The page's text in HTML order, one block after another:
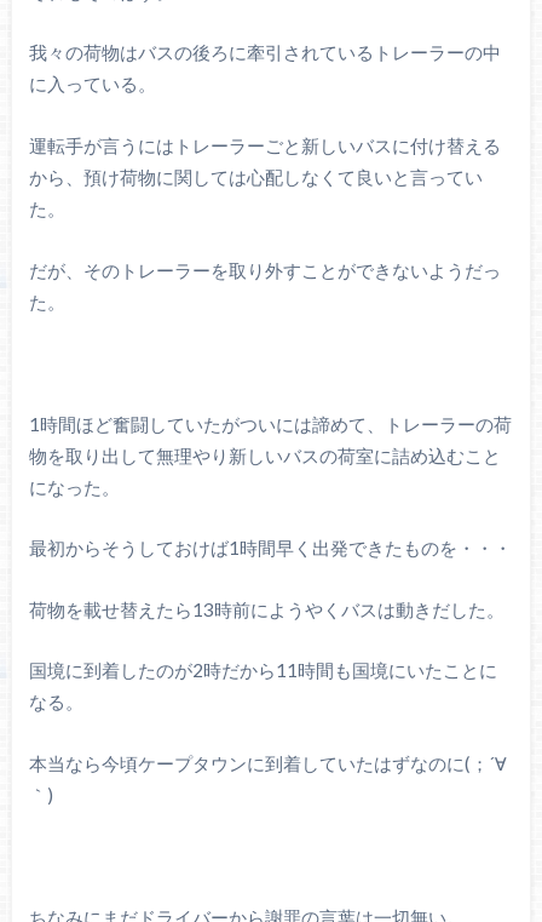
我々の荷物はバスの後ろに牽引されているトレーラーの中
に入っている。
運転手が言うにはトレーラーごと新しいバスに付け替える
から、預け荷物に関しては心配しなくて良いと言ってい
た。
だが、そのトレーラーを取り外すことができないようだっ
た。
1時間ほど奮闘していたがついには諦めて、トレーラーの荷
物を取り出して無理やり新しいバスの荷室に詰め込むこと
になった。
最初からそうしておけば1時間早く出発できたものを・・・
荷物を載せ替えたら13時前にようやくバスは動きだした。
国境に到着したのが2時だから11時間も国境にいたことに
なる。
本当なら今頃ケープタウンに到着していたはずなのに(；´∀
｀)
ちなみにまだドライバーから謝罪の言葉は一切無い。